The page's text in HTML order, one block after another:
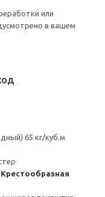
или
в вашем
65 кг/куб.м
Крестообразная